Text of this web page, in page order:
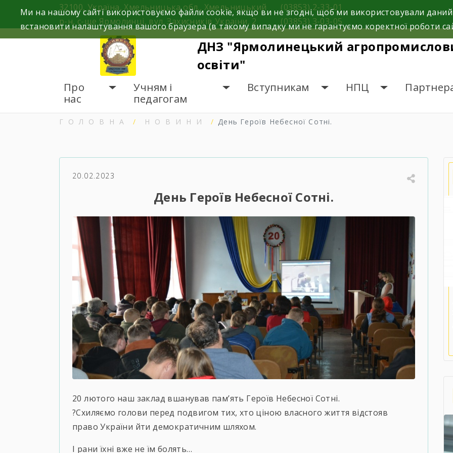
32100, Україна, Хмельницька обл., Хмельницький
р-н, с-ще Ярмолинці, вул. Захисників України, 2
(03853) 2-33-01
(03853) 3-03-05
ДНЗ "Ярмолинецький
освіти"
Про
нас
Учням і
педагогам
Вступникам НПЦ
ГОЛОВНА НОВИНИ День Героїв Небесної Сотні.
20.02.2023
День Героїв Небесної Сотні.
20 лютого наш заклад вшанував пам’ять Героїв Небесної Сотні.
?️Схиляємо голови перед подвигом тих, хто ціною власного життя відстояв
право України йти демократичним шляхом.
І рани їхні вже не їм болять…
Ми на нашому сайті використовуємо файли cookie, якщо ви не згодні, щоб ми використовували
встановити налаштування вашого браузера (в такому випадку ми не гарантуємо коректної роботи